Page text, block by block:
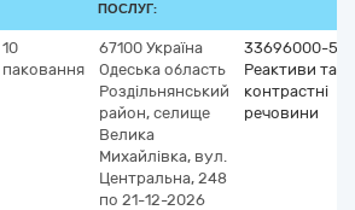
ПОСЛУГ:
10
паковання
67100 Україна
Одеська область
Роздільнянський
район, селище
Велика
Михайлівка, вул.
Центральна, 248
по 21-12-2026
33696000-5
Реактиви та
контрастні
речовини